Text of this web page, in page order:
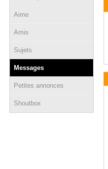
Aime
Amis
Sujets
Messages
Petites annonces
Shoutbox